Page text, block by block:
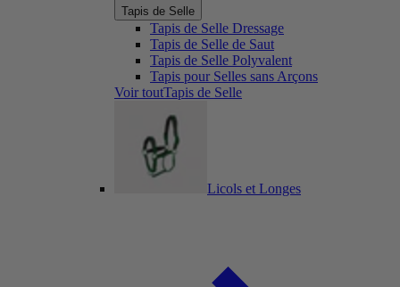
Tapis de Selle
Tapis de Selle Dressage
Tapis de Selle de Saut
Tapis de Selle Polyvalent
Tapis pour Selles sans Arçons
Voir toutTapis de Selle
Licols et Longes